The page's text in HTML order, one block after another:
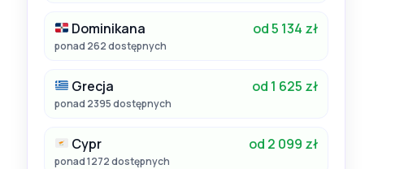
Dominikana od 5 134 zł
ponad 262 dostępnych
Grecja od 1 625 zł
ponad 2395 dostępnych
Cypr od 2 099 zł
ponad 1272 dostępnych